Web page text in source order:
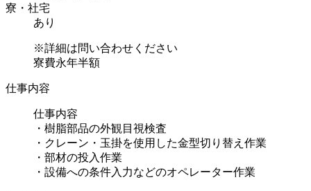
寮・社宅
あり
※詳細は問い合わせください
寮費永年半額
仕事内容
仕事内容
・樹脂部品の外観目視検査
・クレーン・玉掛を使用した金型切り替え作業
・部材の投入作業
・設備への条件入力などのオペレーター作業